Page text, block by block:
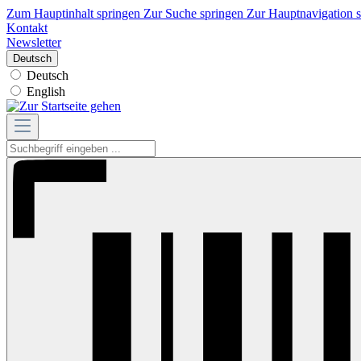
Zum Hauptinhalt springen Zur Suche springen Zur Hauptnavigation
Kontakt
Newsletter
Deutsch
Deutsch
English